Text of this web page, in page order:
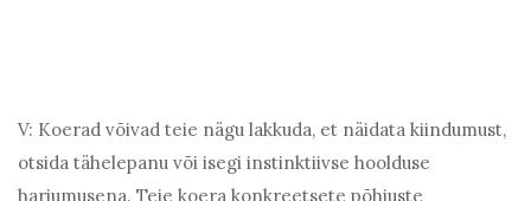
V: Koerad võivad teie nägu lakkuda, et näidata kiindumust,
otsida tähelepanu või isegi instinktiivse hoolduse
harjumusena. Teie koera konkreetsete põhjuste